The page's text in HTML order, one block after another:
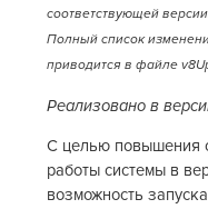
соответствующей
Полный список
приводится в файле
Реализовано в
С целью повышения
работы системы в
возможность